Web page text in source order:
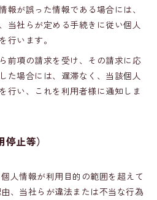
報が誤った情報である場合には、
当社らが定める手続きに従い個人
行います。
前項の請求を受け、その請求に応
た場合には、遅滞なく、当該個人
行い、これを利用者様に通知しま
止等）
人情報が利用目的の範囲を超えて
、当社らが違法または不当な行為